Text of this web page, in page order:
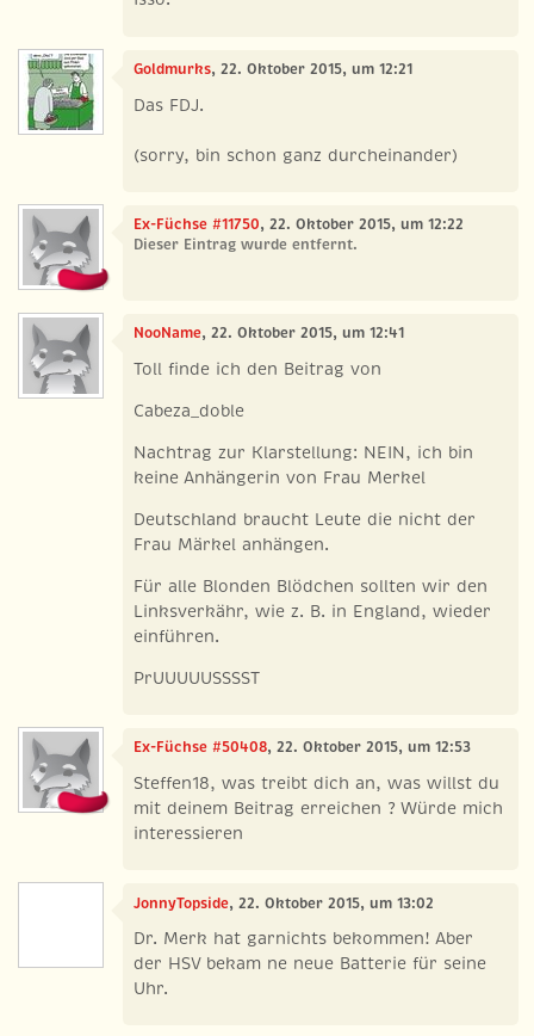
Goldmurks, 22. Oktober 2015, um 12:21
Das FDJ.
(sorry, bin schon ganz durcheinander)
Ex-Füchse #11750, 22. Oktober 2015, um 12:22
Dieser Eintrag wurde entfernt.
NooName, 22. Oktober 2015, um 12:41
Toll finde ich den Beitrag von
Cabeza_doble
Nachtrag zur Klarstellung: NEIN, ich bin
keine Anhängerin von Frau Merkel
Deutschland braucht Leute die nicht der
Frau Märkel anhängen.
Für alle Blonden Blödchen sollten wir den
Linksverkähr, wie z. B. in England, wieder
einführen.
PrUUUUUSSSST
Ex-Füchse #50408, 22. Oktober 2015, um 12:53
Steffen18, was treibt dich an, was willst du
mit deinem Beitrag erreichen ? Würde mich
interessieren
JonnyTopside, 22. Oktober 2015, um 13:02
Dr. Merk hat garnichts bekommen! Aber
der HSV bekam ne neue Batterie für seine
Uhr.